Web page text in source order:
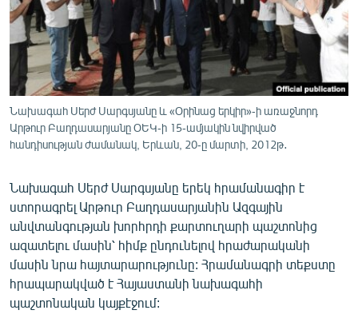
ՄԻՋԱԶԳԱՅԻՆ
ՄՇԱԿՈՒՅԹ
ՍՊՈՐՏ
ՄԵԿՆԱԲԱՆՈՒԹՅՈՒՆ
ՏՏ ԵՒ ԻՆՏԵՐՆԵՏ
ԱՐԽԻՎ
ՏԵՍԱՆՅՈՒԹԵՐ
ԲԱՆԱՎԵՃ
ՁԳՏԵԼՈՎ ԼԱՎԱԳՈՒՅՆԻՆ
ՓՈԴՔԱՍԹ
Նախագահ Սերժ Սարգսյանը և «Օրինաց երկիր»-ի առաջնորդ
Արթուր Բաղդասարյանը ՕԵԿ-ի 15-ամյակին նվիրված
հանդիսության ժամանակ, Երևան, 20-ը մարտի, 2012թ․
Նախագահ Սերժ Սարգսյանը երեկ հրամանագիր է
ստորագրել Արթուր Բաղդասարյանին Ազգային
անվտանգության խորհրդի քարտուղարի պաշտոնից
ազատելու մասին՝ հիմք ընդունելով հրաժարականի
մասին նրա հայտարարությունը: Հրամանագրի տեքստը
հրապարակված է Հայաստանի նախագահի
պաշտոնական կայքէջում: